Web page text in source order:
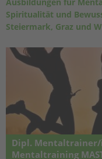
Ausbildungen für
Spiritualität und
Steiermark, Graz und
Dipl.
Mentaltraining